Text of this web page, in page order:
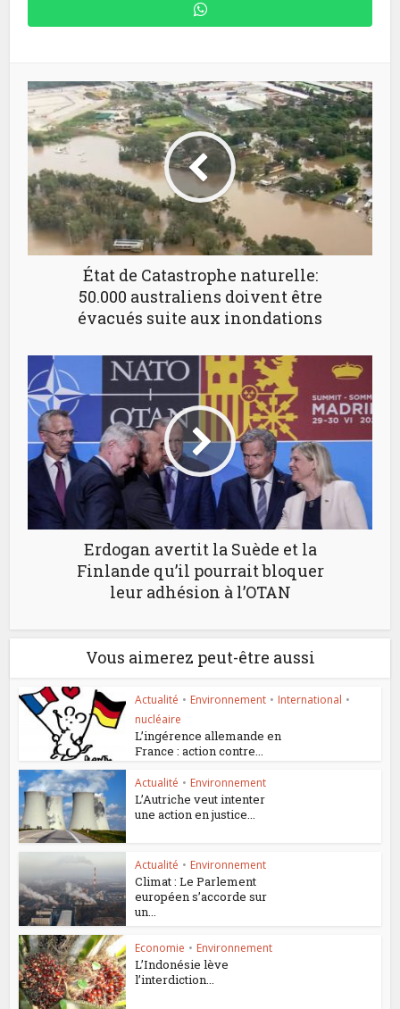
État de Catastrophe naturelle:
50.000 australiens doivent être
évacués suite aux inondations
Erdogan avertit la Suède et la
Finlande qu’il pourrait bloquer
leur adhésion à l’OTAN
Vous aimerez peut-être aussi
Actualité • Environnement • International •
nucléaire
L’ingérence allemande en
France : action contre...
Actualité • Environnement
L’Autriche veut intenter
une action en justice...
Actualité • Environnement
Climat : Le Parlement
européen s’accorde sur
un...
Economie • Environnement
L’Indonésie lève
l’interdiction...